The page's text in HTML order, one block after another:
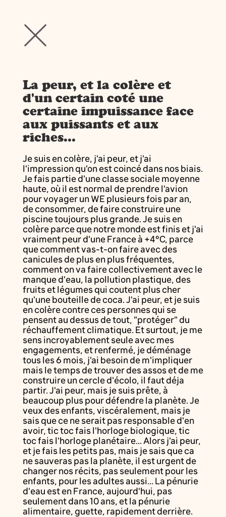
La peur, et la colère et
d'un certain coté une
certaine impuissance face
aux puissants et aux
riches...
Je suis en colère, j'ai peur, et j'ai
l'impression qu'on est coincé dans nos biais.
Je fais partie d'une classe sociale moyenne
haute, où il est normal de prendre l'avion
pour voyager un WE plusieurs fois par an,
de consommer, de faire construire une
piscine toujours plus grande. Je suis en
colère parce que notre monde est finis et j'ai
vraiment peur d'une France à +4°C, parce
que comment vas-t-on faire avec des
canicules de plus en plus fréquentes,
comment on va faire collectivement avec le
manque d'eau, la pollution plastique, des
fruits et légumes qui coutent plus cher
qu'une bouteille de coca. J'ai peur, et je suis
en colère contre ces personnes qui se
pensent au dessus de tout, "protéger" du
réchauffement climatique. Et surtout, je me
sens incroyablement seule avec mes
engagements, et renfermé, je déménage
tous les 6 mois, j'ai besoin de m'impliquer
mais le temps de trouver des assos et de me
construire un cercle d'écolo, il faut déja
partir. J'ai peur, mais je suis prête, à
beaucoup plus pour défendre la planète. Je
veux des enfants, viscéralement, mais je
sais que ce ne serait pas responsable d'en
avoir, tic toc fais l'horloge biologique, tic
toc fais l'horloge planétaire... Alors j'ai peur,
et je fais les petits pas, mais je sais que ca
ne sauveras pas la planète, il est urgent de
changer nos récits, pas seulement pour les
enfants, pour les adultes aussi... La pénurie
d'eau est en France, aujourd'hui, pas
seulement dans 10 ans, et la pénurie
alimentaire, guette, rapidement derrière.